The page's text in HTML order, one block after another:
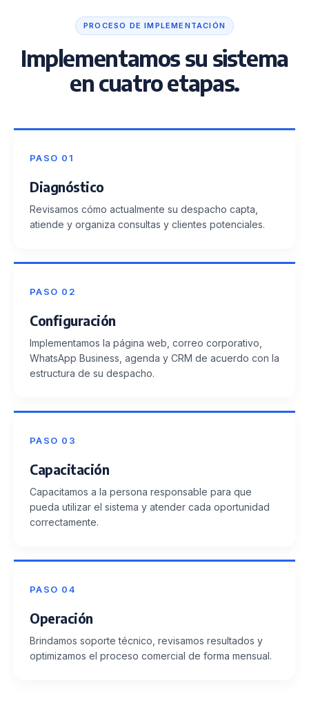
PROCESO DE IMPLEMENTACIÓN
Implementamos su sistema
en cuatro etapas.
PASO 01
Diagnóstico
Revisamos cómo actualmente su despacho capta,
atiende y organiza consultas y clientes potenciales.
PASO 02
Configuración
Implementamos la página web, correo corporativo,
WhatsApp Business, agenda y CRM de acuerdo con la
estructura de su despacho.
PASO 03
Capacitación
Capacitamos a la persona responsable para que
pueda utilizar el sistema y atender cada oportunidad
correctamente.
PASO 04
Operación
Brindamos soporte técnico, revisamos resultados y
optimizamos el proceso comercial de forma mensual.